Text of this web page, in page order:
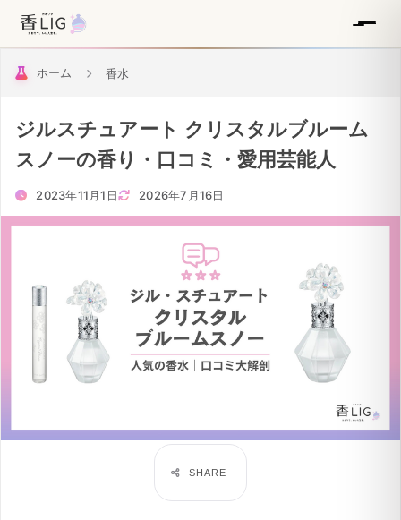
ホーム 香水
ジルスチュアート クリスタルブルーム
スノーの香り・口コミ・愛用芸能人
2023年11月1日 2026年7月16日